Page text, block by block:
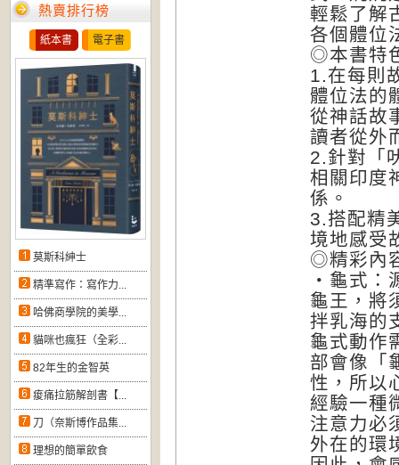
熱賣排行榜
紙本書 電子書
莫斯科紳士
精準寫作：寫作力...
哈佛商學院的美學...
貓咪也瘋狂（全彩...
82年生的金智英
痠痛拉筋解剖書【...
刀（奈斯博作品集...
理想的簡單飲食
輕鬆了解
各個體位
◎本書特
1.在每則
體位法的
從神話故
讀者從外
2.針對「
相關印度
係。
3.搭配精
境地感受
◎精彩內
‧龜式：
龜王，將
拌乳海的
龜式動作
部會像「
性，所以
經驗一種
注意力必
外在的環